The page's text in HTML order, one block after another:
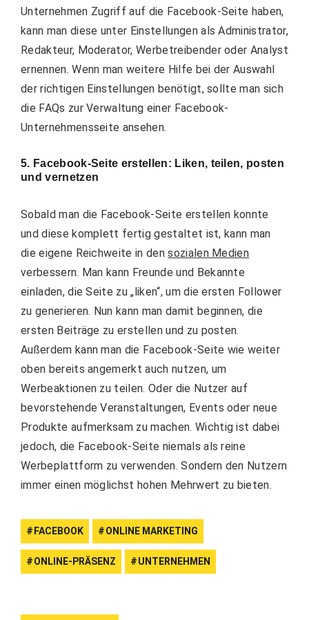
Unternehmen Zugriff auf die Facebook-Seite haben,
kann man diese unter Einstellungen als Administrator,
Redakteur, Moderator, Werbetreibender oder Analyst
ernennen. Wenn man weitere Hilfe bei der Auswahl
der richtigen Einstellungen benötigt, sollte man sich
die FAQs zur Verwaltung einer Facebook-
Unternehmensseite ansehen.
5. Facebook-Seite erstellen: Liken, teilen, posten
und vernetzen
Sobald man die Facebook-Seite erstellen konnte
und diese komplett fertig gestaltet ist, kann man
die eigene Reichweite in densozialen Medien
verbessern. Man kann Freunde und Bekannte
einladen, die Seite zu „liken“, um die ersten Follower
zu generieren. Nun kann man damit beginnen, die
ersten Beiträge zu erstellen und zu posten.
Außerdem kann man die Facebook-Seite wie weiter
oben bereits angemerkt auch nutzen, um
Werbeaktionen zu teilen. Oder die Nutzer auf
bevorstehende Veranstaltungen, Events oder neue
Produkte aufmerksam zu machen. Wichtig ist dabei
jedoch, die Facebook-Seite niemals als reine
Werbeplattform zu verwenden. Sondern den Nutzern
immer einen möglichst hohen Mehrwert zu bieten.
FACEBOOK ONLINE MARKETING
ONLINE-PRÄSENZ UNTERNEHMEN